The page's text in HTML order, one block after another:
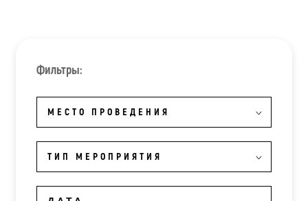
Фильтры:
МЕСТО ПРОВЕДЕНИЯ
ТИП МЕРОПРИЯТИЯ